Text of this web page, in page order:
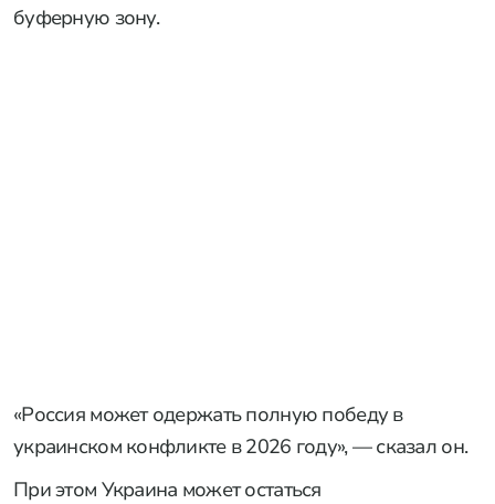
буферную зону.
«Россия может одержать полную победу в
украинском конфликте в 2026 году», — сказал он.
При этом Украина может остаться